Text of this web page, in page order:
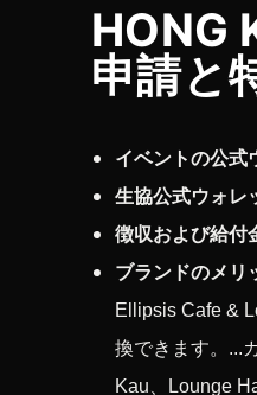
HONG
申請と
イベントの公式
生協公式ウォレ
徴収および給付
ブランドのメリ
Ellipsis Cafe &
換できます。...
Kau、Lounge